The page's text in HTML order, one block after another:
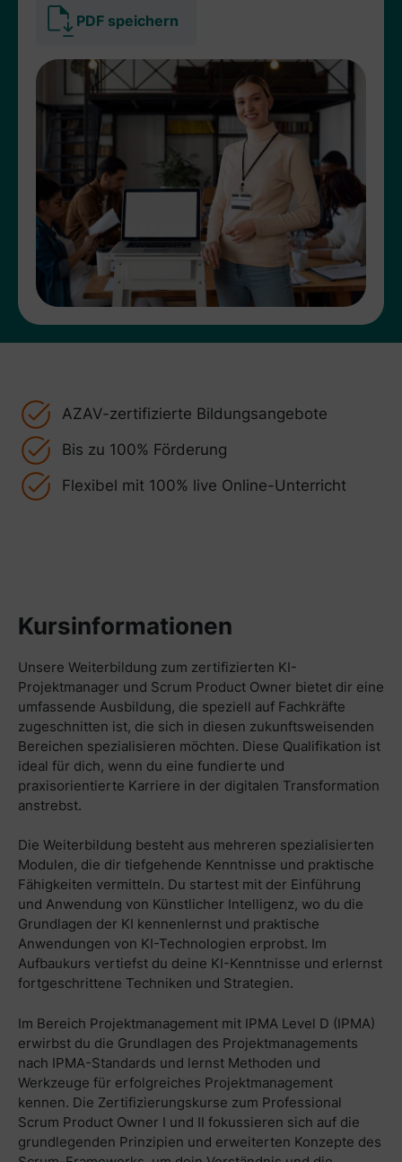
PDF speichern
AZAV-zertifizierte Bildungsangebote
Bis zu 100% Förderung
Flexibel mit 100% live Online-Unterricht
Kursinformationen
Unsere Weiterbildung zum zertifizierten KI-
Projektmanager und Scrum Product Owner bietet dir eine
umfassende Ausbildung, die speziell auf Fachkräfte
zugeschnitten ist, die sich in diesen zukunftsweisenden
Bereichen spezialisieren möchten. Diese Qualifikation ist
ideal für dich, wenn du eine fundierte und
praxisorientierte Karriere in der digitalen Transformation
anstrebst.
Die Weiterbildung besteht aus mehreren spezialisierten
Modulen, die dir tiefgehende Kenntnisse und praktische
Fähigkeiten vermitteln. Du startest mit der Einführung
und Anwendung von Künstlicher Intelligenz, wo du die
Grundlagen der KI kennenlernst und praktische
Anwendungen von KI-Technologien erprobst. Im
Aufbaukurs vertiefst du deine KI-Kenntnisse und erlernst
fortgeschrittene Techniken und Strategien.
Im Bereich Projektmanagement mit IPMA Level D (IPMA)
erwirbst du die Grundlagen des Projektmanagements
nach IPMA-Standards und lernst Methoden und
Werkzeuge für erfolgreiches Projektmanagement
kennen. Die Zertifizierungskurse zum Professional
Scrum Product Owner I und II fokussieren sich auf die
grundlegenden Prinzipien und erweiterten Konzepte des